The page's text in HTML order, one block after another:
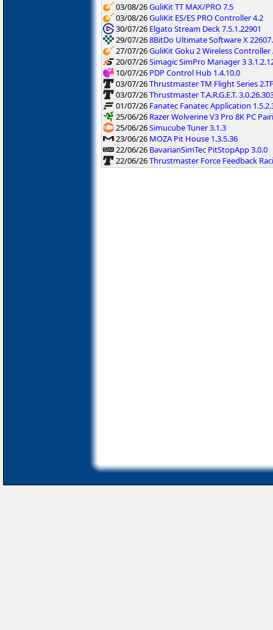
03/08/26GuliKit TT MAX/PRO 7.5
03/08/26GuliKit ES/ES PRO Controller 4.2
30/07/26 Elgato Stream Deck 7.5.1.22901
29/07/268BitDo Ultimate Software X
27/07/26GuliKit Goku 2 Wireless
20/07/26Simagic SimPro Manager 3
10/07/26 PDP Control Hub 1.4.10.0
03/07/26Thrustmaster TM Flight Series
03/07/26Thrustmaster T.A.R.G.E.T.
01/07/26 Fanatec Fanatec Application
25/06/26 Razer Wolverine V3 Pro 8K PC
25/06/26Simucube Tuner 3.1.3
23/06/26 MOZA Pit House 1.3.5.36
22/06/26 BavarianSimTec PitStopApp 3.0.0
22/06/26Thrustmaster Force Feedback